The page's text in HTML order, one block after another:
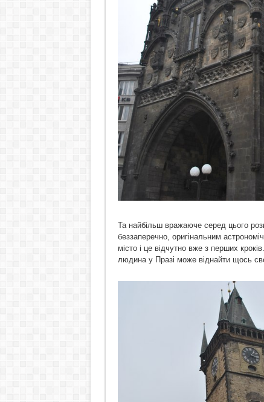
Та найбільш вражаюче серед цього
беззаперечно, оригінальним
місто і це відчутно вже з перших
людина у Празі може віднайти щось